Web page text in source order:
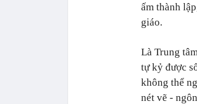
ấm thành
giáo.
Là Trung
tự kỷ được
không thể
nét vẽ -